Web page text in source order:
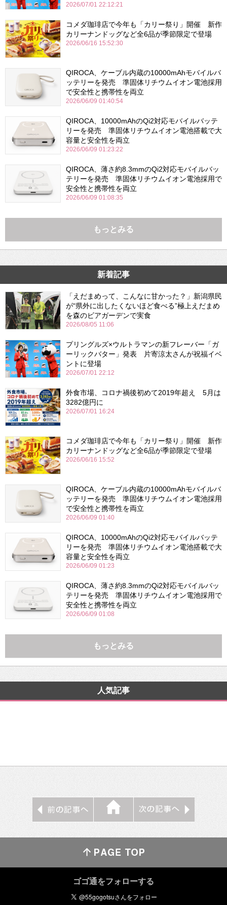
2026/07/01 22:12:21
コメダ珈琲店で今年も「カリー祭り」開催 新作
カリーナンドッグなど全6品が季節限定で登場
2026/06/16 15:52:30
QIROCA、ケーブル内蔵の10000mAhモバイルバ
ッテリーを発売 準固体リチウムイオン電池採用
で安全性と携帯性を両立
2026/06/09 01:40:54
QIROCA、10000mAhのQi2対応モバイルバッテ
リーを発売 準固体リチウムイオン電池搭載で大
容量と安全性を両立
2026/06/09 01:23:22
QIROCA、薄さ約8.3mmのQi2対応モバイルバッ
テリーを発売 準固体リチウムイオン電池採用で
安全性と携帯性を両立
2026/06/09 01:08:35
もっとみる
新着記事
「えだまめって、こんなに甘かった？」新潟県民
が“県外に出したくないほど食べる”極上えだまめ
を森のビアガーデンで実食
2026/08/05 11:06
プリングルズ×ウルトラマンの新フレーバー「ガ
ーリックバター」発表 片寄涼太さんが祝福イベ
ントに登場
2026/07/01 22:12
外食市場、コロナ禍後初めて2019年超え 5月は
3282億円に
2026/07/01 16:24
コメダ珈琲店で今年も「カリー祭り」開催 新作
カリーナンドッグなど全6品が季節限定で登場
2026/06/16 15:52
QIROCA、ケーブル内蔵の10000mAhモバイルバ
ッテリーを発売 準固体リチウムイオン電池採用
で安全性と携帯性を両立
2026/06/09 01:40
QIROCA、10000mAhのQi2対応モバイルバッテ
リーを発売 準固体リチウムイオン電池搭載で大
容量と安全性を両立
2026/06/09 01:23
QIROCA、薄さ約8.3mmのQi2対応モバイルバッ
テリーを発売 準固体リチウムイオン電池採用で
安全性と携帯性を両立
2026/06/09 01:08
もっとみる
人気記事
ゴゴ通をフォローする